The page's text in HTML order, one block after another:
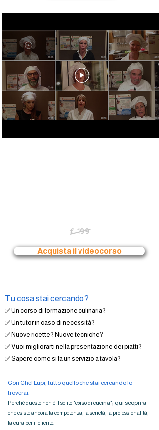
€ 199/ solo € 99,00
Acquista il videocorso
Tu cosa stai cercando?
✅ Un corso di formazione culinaria?
✅ Un tutor in caso di necessità?
✅ Nuove ricette? Nuove tecniche?
✅ Vuoi migliorarti nella presentazione dei piatti?
✅ Sapere come si fa un servizio a tavola?
Con Chef Lupi, tutto quello che stai cercando lo
troverai.
Perché questo non è il solito "corso di cucina"; qui scoprirai
che esiste ancora la competenza, la serietà, la professionalità,
la cura per il cliente.